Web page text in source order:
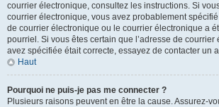
courrier électronique, consultez les instructions. Si
courrier électronique, vous avez probablement
de courrier électronique ou le courrier électronique a
pourriel. Si vous êtes certain que l’adresse de
avez spécifiée était correcte, essayez de contacter un
Haut
Pourquoi ne puis-je pas me connecter ?
Plusieurs raisons peuvent en être la cause. Assurez-